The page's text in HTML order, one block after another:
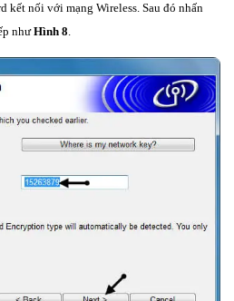
kết nối với mạng Wireless. Sau đó nhấn
nhưHình 8.